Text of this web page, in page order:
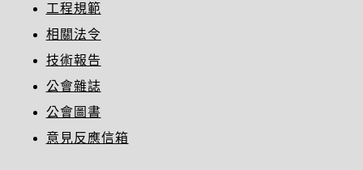
工程規範
相關法令
技術報告
公會雜誌
公會圖書
意見反應信箱